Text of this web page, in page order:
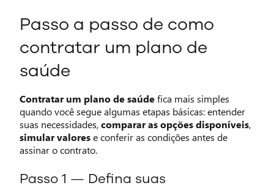
Passo a passo de como
contratar um plano de
saúde
Contratar um plano de saúdefica mais simples
quando você segue algumas etapas básicas: entender
suas necessidades,comparar as opções disponíveis,
simular valorese conferir as condições antes de
assinar o contrato.
Passo 1 — Defina suas